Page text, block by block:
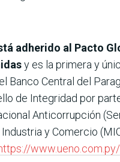
adherido al Pacto
y es la primera y
Banco Central del
de Integridad por
Anticorrupción
y Comercio
www.ueno.com.py/